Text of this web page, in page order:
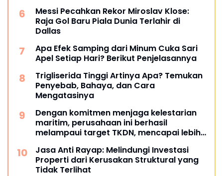
Messi Pecahkan Rekor Miroslav Klose:
Raja Gol Baru Piala Dunia Terlahir di
Dallas
Apa Efek Samping dari Minum Cuka Sari
Apel Setiap Hari? Berikut Penjelasannya
Trigliserida Tinggi Artinya Apa? Temukan
Penyebab, Bahaya, dan Cara
Mengatasinya
Dengan komitmen menjaga kelestarian
maritim, perusahaan ini berhasil
melampaui target TKDN, mencapai lebih
Jasa Anti Rayap: Melindungi Investasi
Properti dari Kerusakan Struktural yang
Tidak Terlihat